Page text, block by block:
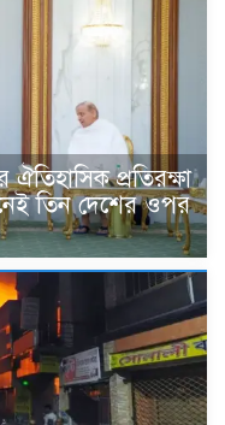
ঐতিহাসিক প্রতিরক্ষা
তিন দেশের ওপর